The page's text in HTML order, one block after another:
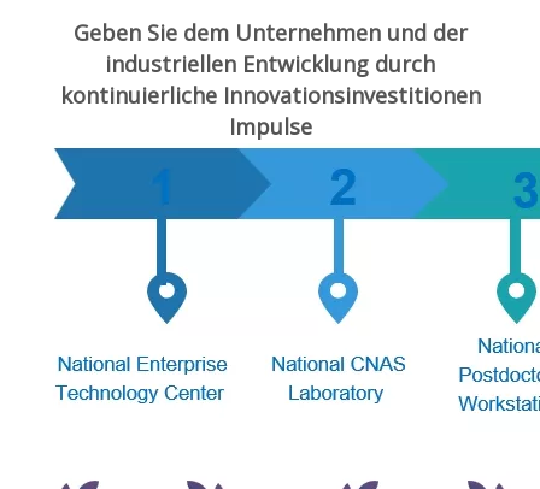
Geben Sie dem Unternehmen und der
industriellen Entwicklung durch
kontinuierliche Innovationsinvestitionen
Impulse